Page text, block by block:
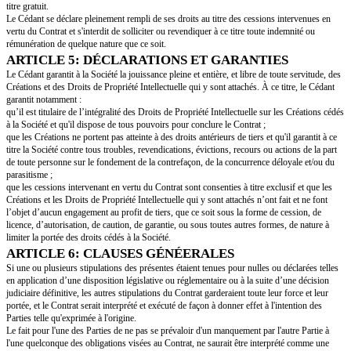
forme non prévisible ou non prévue à la date de signature du Contrat.
La cession consentie en vertu du Contrat couvre (i) les Créations créées
fonctions sociales et des activités développées par le Cédant, seul ou en
d'autres personnes, au profit de la Société dont une liste non exhaustive
Annexe 1 du Contrat et les Droits de Propriété Intellectuelle y afférent.
[*la référence à l’Annexe peut être supprimée si le Fondateur n’a pas de
ou techniques*]
Le Cédant s'engage à (i) communiquer régulièrement à la Société la liste
Créations réalisées pour le compte de la Société, (ii) confirmer, à tout
de la Société et, dans tous les cas, à la fin de tout projet majeur de
de la Société, la cession à la Société de tous les droits d'auteur et droits
pourrait détenir sur toute Création, par la conclusions d’avenants au
cette cession, et (iii) fournir à la Société tout élément ou documentation
Créations (y compris le code source et toute la documentation relative
propriété matérielle est attribuée de manière irrévocable, sans limitation ni
Société en vertu du présent Contrat.
ARTICLE 2: ÉTENDUE DE LA CESSION
Les cessions intervenant en vertu du Contrat sont consenties pour le
toute la durée légale de protection des Créations par les Droits de
applicables telle que prévue tant par les législations française et étrangères
conventions internationales, y compris leurs éventuelles prolongations.